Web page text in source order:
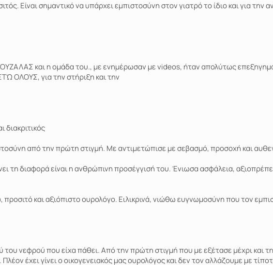
Είναι σημαντικό να υπάρχει εμπιστοσύνη στον γιατρό το ίδιο και για
και η ομάδα του., με ενημέρωσαν με videos, ήταν απολύτως
ΟΛΟΥΣ, για την στήριξη και την
διακριτικός
από την πρώτη στιγμή. Με αντιμετώπισε με σεβασμό, προσοχή και
τη διαφορά είναι η ανθρώπινη προσέγγισή του. Ένιωσα ασφάλεια,
και αξιόπιστο ουρολόγο. Ειλικρινά, νιώθω ευγνωμοσύνη που τον
του νεφρού που είχα πάθει. Από την πρώτη στιγμή που με εξέτασε μέχρι και
έχει γίνει ο οικογενειακός μας ουρολόγος και δεν τον αλλάζουμε με